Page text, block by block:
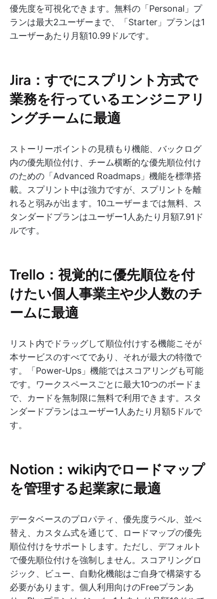
優先度を可視化できます。無料の「Personal」プ
ランは最大2ユーザーまで、「Starter」プランは1
ユーザーあたり月額10.99ドルです。
Jira：すでにスプリント方式で
業務を行っているエンジニアリ
ングチームに最適
ストーリーポイントの見積もり機能、バックログ
内の優先順位付け、チーム横断的な優先順位付け
のための「Advanced Roadmaps」機能を標準搭
載。スプリント中は強力ですが、スプリントを離
れると弱みが出ます。10ユーザーまでは無料、ス
タンダードプランはユーザー1人あたり月額7.91ド
ルです。
Trello：視覚的に優先順位を付
けたい個人事業主や少人数のチ
ームに最適
リスト内でドラッグして順位付けする機能こそが
本サービスのすべてであり、それが最大の特徴で
す。「Power-Ups」機能ではスコアリングも可能
です。ワークスペースごとに最大10つのボードま
で、カードを無制限に無料で利用できます。スタ
ンダードプランはユーザー1人あたり月額5ドルで
す。
Notion：wiki内でロードマップ
を管理する起業家に最適
データベースのプロパティ、優先度ラベル、並べ
替え、カスタム式を通じて、ロードマップの優先
順位付けをサポートします。ただし、デフォルト
で優先順位付けを強制しません。スコアリングロ
ジック、ビュー、自動化機能はご自身で構築する
必要があります。個人利用向けのFreeプランあ